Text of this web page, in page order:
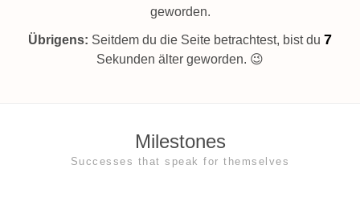
geworden.
Übrigens: Seitdem du die Seite betrachtest, bist du 8
Sekunden älter geworden. 😉
Milestones
Successes that speak for themselves